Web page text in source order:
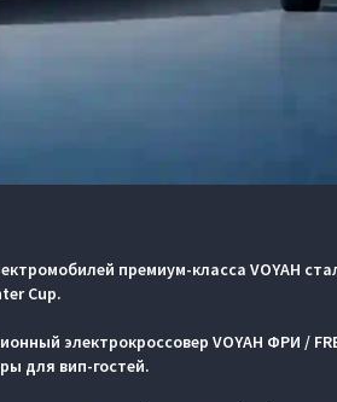
премиум-класса VOYAH
Cup.
электрокроссовер VOYAH ФРИ /
для вип-гостей.